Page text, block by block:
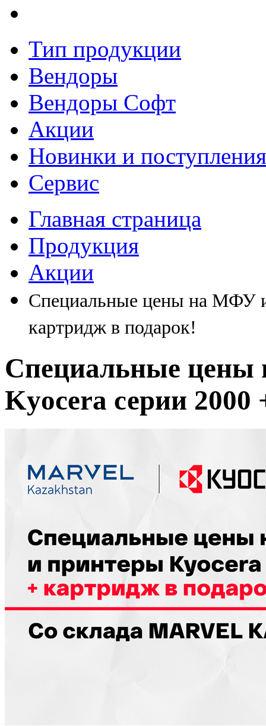
Тип продукции
Вендоры
Вендоры Софт
Акции
Новинки и поступления
Сервис
Главная страница
Продукция
Акции
Специальные цены на МФУ
картридж в подарок!
Специальные
Kyocera серии